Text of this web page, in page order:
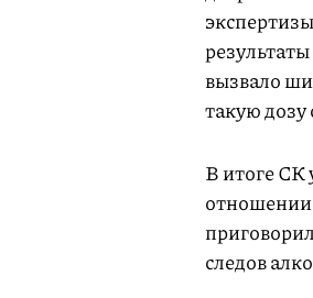
вызвало
такую дозу
В итоге СК
отношении
следов